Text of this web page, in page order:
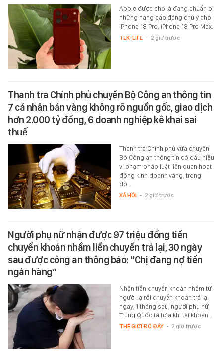
Apple được cho là đang chuẩn bị
những nâng cấp đáng chú ý cho
iPhone 18 Pro, iPhone 18 Pro Max.
TEK-LIFE - 2 giờ trước
Thanh tra Chính phủ chuyển Bộ Công an thông tin
7 cá nhân bán vàng không rõ nguồn gốc, giao dịch
hơn 2.000 tỷ đồng, 6 doanh nghiệp kê khai sai
thuế
Thanh tra Chính phủ vừa chuyển
Bộ Công an thông tin có dấu hiệu
vi phạm pháp luật liên quan hoạt
động kinh doanh vàng, trong
đó…
XÃ HỘI - 2 giờ trước
Người phụ nữ nhận được 97 triệu đồng tiền
chuyển khoản nhầm liền chuyển trả lại, 30 ngày
sau được công an thông báo: “Chị đang nợ tiền
ngân hàng”
Nhận tiền chuyển khoản nhầm từ
người lạ rồi chuyển khoản trả lại
ngay, 1 tháng sau, người phụ nữ
Trung Quốc tá hỏa khi tài khoản…
THẾ GIỚI ĐÓ ĐÂY - 2 giờ trước